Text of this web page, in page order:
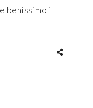
benissimo i